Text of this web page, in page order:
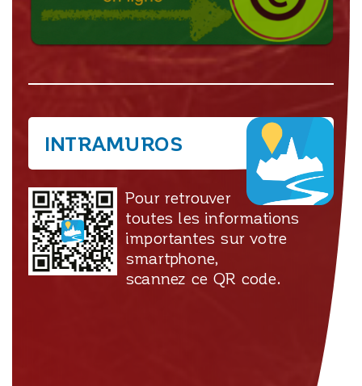
INTRAMUROS
Pour retrouver
toutes les informations
importantes sur votre
smartphone,
scannez ce QR code.